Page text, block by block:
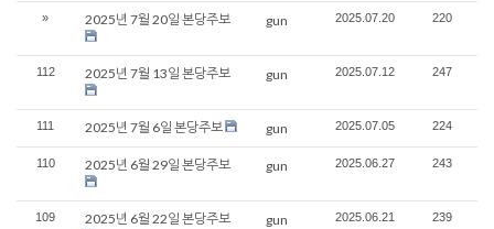
» 2025년 7월 20일 본당주보 gun 2025.07.20 220
112 2025년 7월 13일 본당주보 gun 2025.07.12 247
111 2025년 7월 6일 본당주보 gun 2025.07.05 224
110 2025년 6월 29일 본당주보 gun 2025.06.27 243
109 2025년 6월 22일 본당주보 gun 2025.06.21 239